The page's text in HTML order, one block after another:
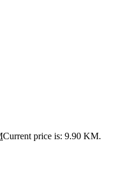
Current price is: 9.90 KM.